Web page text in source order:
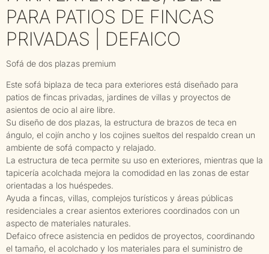
PARA PATIOS DE FINCAS
PRIVADAS | DEFAICO
Sofá de dos plazas premium
Este sofá biplaza de teca para exteriores está diseñado para
patios de fincas privadas, jardines de villas y proyectos de
asientos de ocio al aire libre.
Su diseño de dos plazas, la estructura de brazos de teca en
ángulo, el cojín ancho y los cojines sueltos del respaldo crean un
ambiente de sofá compacto y relajado.
La estructura de teca permite su uso en exteriores, mientras que la
tapicería acolchada mejora la comodidad en las zonas de estar
orientadas a los huéspedes.
Ayuda a fincas, villas, complejos turísticos y áreas públicas
residenciales a crear asientos exteriores coordinados con un
aspecto de materiales naturales.
Defaico ofrece asistencia en pedidos de proyectos, coordinando
el tamaño, el acolchado y los materiales para el suministro de